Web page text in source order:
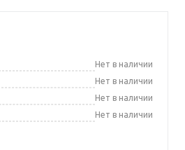
Нет в наличии
Нет в наличии
Нет в наличии
Нет в наличии